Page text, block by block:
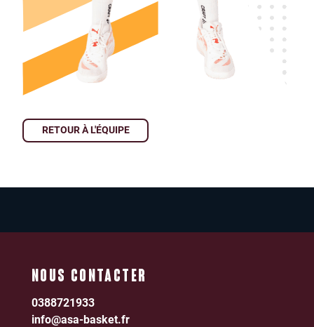
RETOUR À L'ÉQUIPE
NOUS CONTACTER
0388721933
info@asa-basket.fr